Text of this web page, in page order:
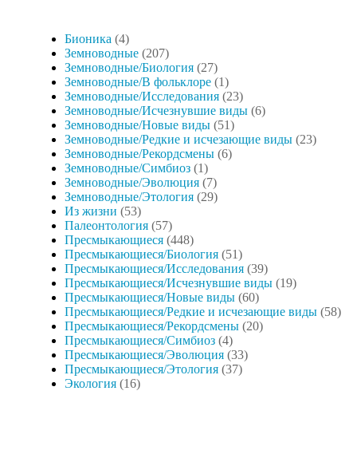
Бионика (4)
Земноводные (207)
Земноводные/Биология (27)
Земноводные/В фольклоре (1)
Земноводные/Исследования (23)
Земноводные/Исчезнувшие виды (6)
Земноводные/Новые виды (51)
Земноводные/Редкие и исчезающие виды (23)
Земноводные/Рекордсмены (6)
Земноводные/Симбиоз (1)
Земноводные/Эволюция (7)
Земноводные/Этология (29)
Из жизни (53)
Палеонтология (57)
Пресмыкающиеся (448)
Пресмыкающиеся/Биология (51)
Пресмыкающиеся/Исследования (39)
Пресмыкающиеся/Исчезнувшие виды (19)
Пресмыкающиеся/Новые виды (60)
Пресмыкающиеся/Редкие и исчезающие виды (58)
Пресмыкающиеся/Рекордсмены (20)
Пресмыкающиеся/Симбиоз (4)
Пресмыкающиеся/Эволюция (33)
Пресмыкающиеся/Этология (37)
Экология (16)